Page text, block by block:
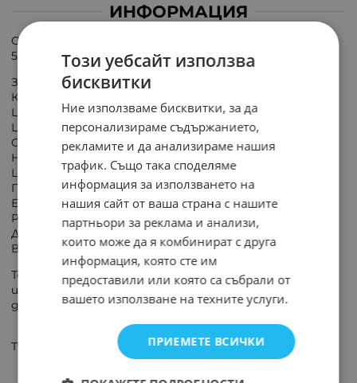
ИНФОРМАЦИЯ
Светодиодна крушка, тип свещ BA09-00510 Braytron
5W, E14
Захранващо напрежение - 220-240 VAC;
Консумирана мощност - 5 W (еквивалент 40W)
Цокъл - E14;
Цветна температура (цвят) - 3000 K (топло бял);
Светлинен поток - 400 lm;
Номинален живот - 25 000 h;
Цвят на балона - матов
Габаритни размери - Ф 37.5 x 103 mm;
Енергиен клас - F;
Работна температура - от -20 до +40 °C
Димируема - НЕ.
Важно
Този модел LED крушка е НЕ димируема. При
използване на LED лампата с устройство за
димиране тя ще бъде повредена безвъзвратно.
Tърговска гаранция: 24 месеца
Този уебсайт използва
бисквитки
Ние използваме бисквитки, за да
персонализираме съдържанието,
рекламите и да анализираме нашия
трафик. Също така споделяме
информация за използването на
нашия сайт от ваша страна с нашите
партньори за реклама и анализи,
които може да я комбинират с друга
информация, която сте им
предоставили или която са събрали от
вашето използване на техните услуги.
ПРИЕМЕТЕ ВСИЧКИ